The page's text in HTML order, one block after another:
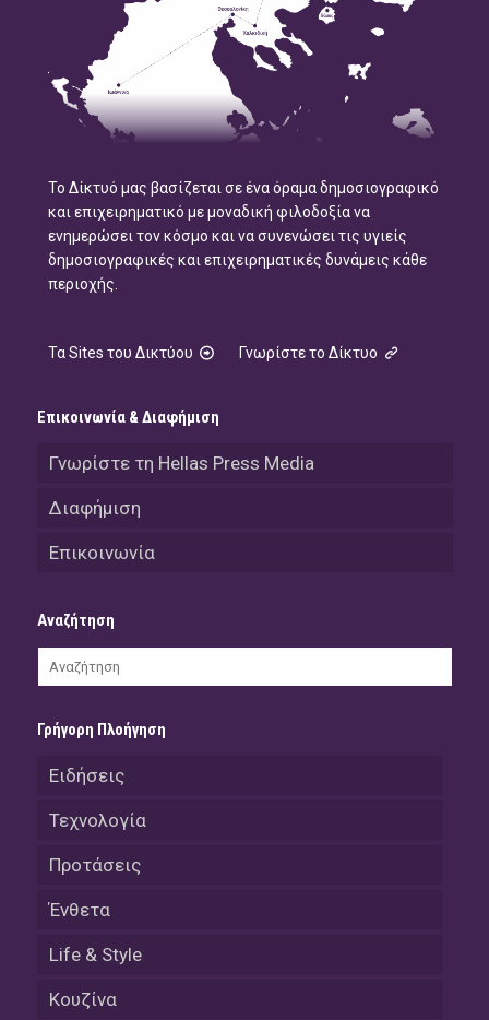
Το Δίκτυό μας βασίζεται σε ένα όραμα δημοσιογραφικό
και επιχειρηματικό με μοναδική φιλοδοξία να
ενημερώσει τον κόσμο και να συνενώσει τις υγιείς
δημοσιογραφικές και επιχειρηματικές δυνάμεις κάθε
περιοχής.
Τα Sites του Δικτύου Γνωρίστε το Δίκτυο
Επικοινωνία & Διαφήμιση
Γνωρίστε τη Hellas Press Media
Διαφήμιση
Επικοινωνία
Αναζήτηση
Γρήγορη Πλοήγηση
Ειδήσεις
Τεχνολογία
Προτάσεις
Ένθετα
Life & Style
Κουζίνα